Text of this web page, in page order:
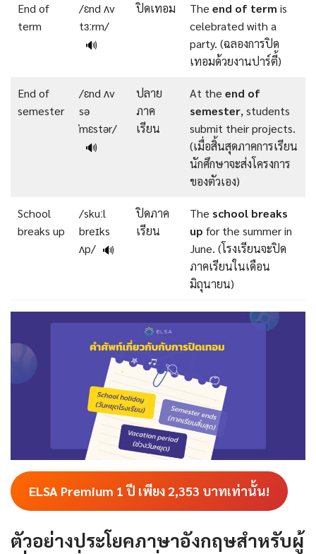
End of
term
/ɛnd ʌv
tɜːrm/
🔊
ปิดเทอม The end of term is
celebrated with a
party. (ฉลองการปิด
เทอมด้วยงานปาร์ตี้)
End of
semester
/ɛnd ʌv
sə
ˈmɛstər/
🔊
ปลาย
ภาค
เรียน
At the end of
semester, students
submit their projects.
(เมื่อสิ้นสุดภาคการเรียน
นักศึกษาจะส่งโครงการ
ของตัวเอง)
School
breaks up
/skuːl
breɪks
ʌp/ 🔊
ปิดภาค
เรียน
The school breaks
up for the summer in
June. (โรงเรียนจะปิด
ภาคเรียนในเดือน
มิถุนายน)
ELSA Premium 1 ปี เพียง2,353 บาทเท่านั้น!
ตัวอย่างประโยคภาษาอังกฤษสำหรับผู้